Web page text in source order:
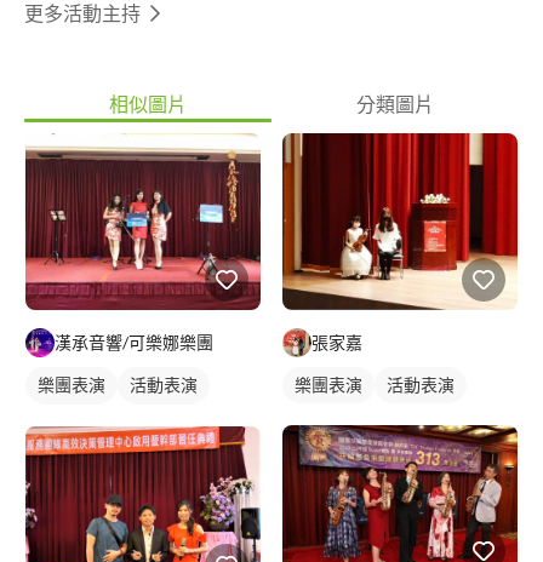
更多活動主持
相似圖片 分類圖片
漢承音響/可樂娜樂團
樂團表演
活動表演
歌唱表演
活動主持
婚禮表演
張家嘉
樂團表演 活動表演